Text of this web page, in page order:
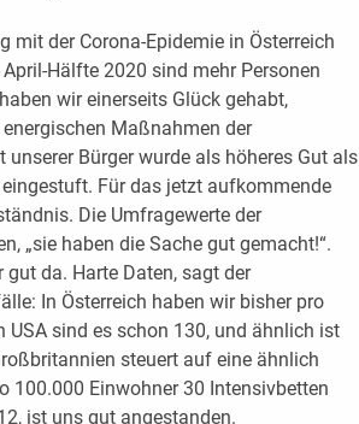
mit der Corona-Epidemie in Österreich
Hälfte 2020 sind mehr Personen
wir einerseits Glück gehabt,
Maßnahmen der
Bürger wurde als höheres Gut als
Für das jetzt aufkommende
Die Umfragewerte der
„sie haben die Sache gut gemacht!“.
da. Harte Daten, sagt der
In Österreich haben wir bisher pro
USA sind es schon 130, und ähnlich ist
steuert auf eine ähnlich
100.000 Einwohner 30 Intensivbetten
ist uns gut angestanden.